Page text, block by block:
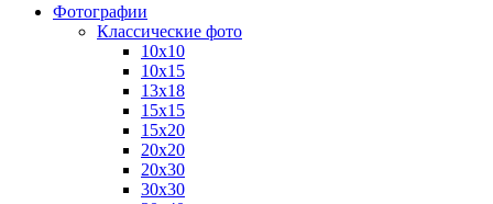
Фотографии
Классические фото
10х10
10х15
13х18
15х15
15х20
20х20
20х30
30х30